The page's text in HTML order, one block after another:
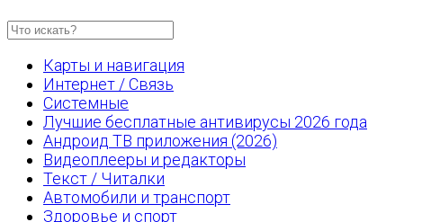
Карты и навигация
Интернет / Связь
Системные
Лучшие бесплатные антивирусы 2026 года
Андроид ТВ приложения (2026)
Видеоплееры и редакторы
Текст / Читалки
Автомобили и транспорт
Здоровье и спорт